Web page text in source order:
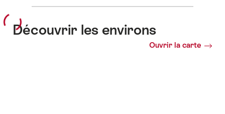
Découvrir les environs
Ouvrir la carte